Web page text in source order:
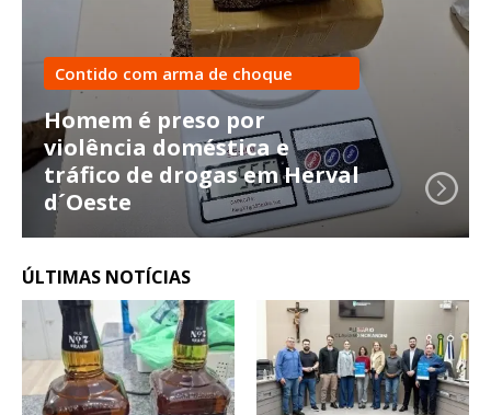
Contido com arma de choque
Homem é preso por
violência doméstica e
tráfico de drogas em Herval
d´Oeste
ÚLTIMAS NOTÍCIAS